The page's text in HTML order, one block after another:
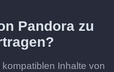
Pandora zu
Inhalte von